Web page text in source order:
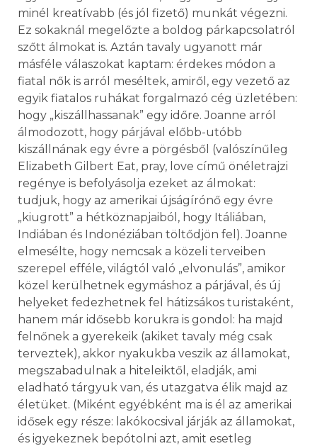
minél kreatívabb (és jól fizető) munkát végezni.
Ez sokaknál megelőzte a boldog párkapcsolatról
szőtt álmokat is. Aztán tavaly ugyanott már
másféle válaszokat kaptam: érdekes módon a
fiatal nők is arról meséltek, amiről, egy vezető az
egyik fiatalos ruhákat forgalmazó cég üzletében:
hogy „kiszállhassanak” egy időre. Joanne arról
álmodozott, hogy párjával előbb-utóbb
kiszállnának egy évre a pörgésből (valószínűleg
Elizabeth Gilbert Eat, pray, love című önéletrajzi
regénye is befolyásolja ezeket az álmokat:
tudjuk, hogy az amerikai újságírónő egy évre
„kiugrott” a hétköznapjaiból, hogy Itáliában,
Indiában és Indonéziában töltődjön fel). Joanne
elmesélte, hogy nemcsak a közeli terveiben
szerepel efféle, világtól való „elvonulás”, amikor
közel kerülhetnek egymáshoz a párjával, és új
helyeket fedezhetnek fel hátizsákos turistaként,
hanem már idősebb korukra is gondol: ha majd
felnőnek a gyerekeik (akiket tavaly még csak
terveztek), akkor nyakukba veszik az államokat,
megszabadulnak a hiteleiktől, eladják, ami
eladható tárgyuk van, és utazgatva élik majd az
életüket. (Miként egyébként ma is él az amerikai
idősek egy része: lakókocsival járják az államokat,
és igyekeznek bepótolni azt, amit esetleg